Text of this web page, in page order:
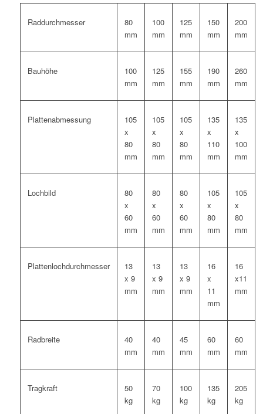
Raddurchmesser
80
mm
100
mm
125
mm
150
mm
200
mm
Bauhöhe
100
mm
125
mm
155
mm
190
mm
260
mm
Plattenabmessung
105
x
80
mm
105
x
80
mm
105
x
80
mm
135
x
110
mm
135
x
100
mm
Lochbild
80
x
60
mm
80
x
60
mm
80
x
60
mm
105
x
80
mm
105
x
80
mm
Plattenlochdurchmesser
13
x 9
mm
13
x 9
mm
13
x 9
mm
16
x
11
mm
16
x11
mm
Radbreite
40
mm
40
mm
45
mm
60
mm
60
mm
Tragkraft
50
kg
70
kg
100
kg
135
kg
205
kg